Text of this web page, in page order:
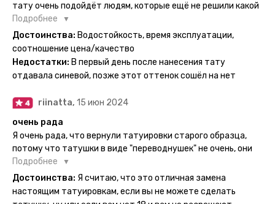
тату очень подойдёт людям, которые ещё не решили какой
эскиз им подойдёт на всю жизнь - продукт еверинк
держится на теле до 2 недель - после нанесения не нужно
бояться мочить такие тату, вода их так просто не смоет. К
рисункам прикладывается инструкция, но я предпочла
другой способ нанесения - оставила наклейку на теле на
ночь, чтобы точно перестраховаться - на утро эффект
сразу же проявился. На неподвижных частях тела тату
носится дольше, поэтому нужно обдуманно выбирать куда
её стоит наносить. Когда рисунок начнёт стираться -
водой спокойно можно убрать оставшийся контур.
Подробнее
Достоинства: Водостойкость, время эксплуатации,
соотношение цена/качество
Недостатки: В первый день после нанесения тату
отдавала синевой, позже этот оттенок сошёл на нет
riinatta, 15 июн 2024
очень рада
Я очень рада, что вернули татуировки старого образца,
потому что татушки в виде "переводнушек" не очень, они
просто не "усиживались", не те темнели, а после душа
вообще слазили, вот недавно сделала фризби дог и он
через сутки проявился и все ещё держится!! ну а 4 звезды
потому что у меня ещё очень много переводных
Подробнее
Достоинства: Я считаю, что это отличная замена
настоящим татуировкам, если вы не можете сделать